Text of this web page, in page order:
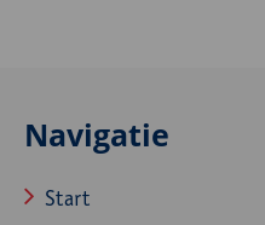
Navigatie
Start